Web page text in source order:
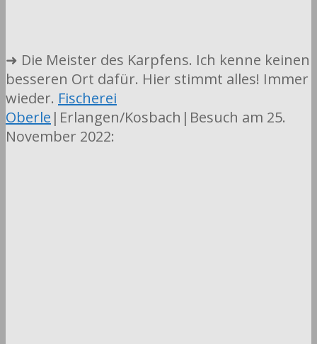
➜ Die Meister des Karpfens. Ich kenne keinen
besseren Ort dafür. Hier stimmt alles! Immer
wieder. Fischerei
Oberle |Erlangen/Kosbach|Besuch am 25.
November 2022: